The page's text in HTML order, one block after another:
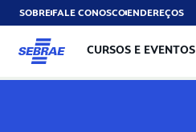
SOBREFALE CONOSCOENDEREÇOS
CURSOS E EVENTOS